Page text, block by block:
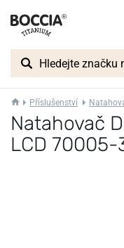
Příslušenství
Natahovač
LCD 70005-